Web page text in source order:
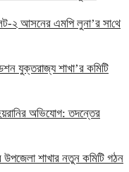
২ আসনের এমপি লুনা’র সা‌থে
যুক্তরাজ্য শাখা’র কমিটি
অভিযোগ: তদন্তের
উপজেলা শাখার নতুন কমিটি গঠন